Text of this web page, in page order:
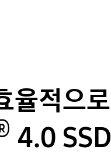
율적으로
4.0 SSD